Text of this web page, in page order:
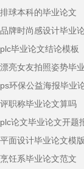
排球本科的毕业论文
品牌时尚感设计毕业
plc毕业论文结论模板
漂亮女友拍照姿势毕
ps环保公益海报毕业
评职称毕业论文算吗
plc论文毕业论文开题
平面设计毕业论文模版
烹饪系毕业论文范文